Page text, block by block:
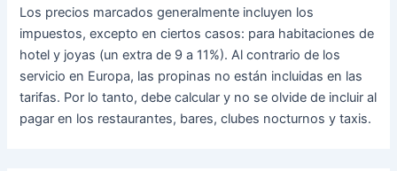
Los precios marcados generalmente incluyen los
impuestos, excepto en ciertos casos: para habitaciones de
hotel y joyas (un extra de 9 a 11%). Al contrario de los
servicio en Europa, las propinas no están incluidas en las
tarifas. Por lo tanto, debe calcular y no se olvide de incluir al
pagar en los restaurantes, bares, clubes nocturnos y taxis.